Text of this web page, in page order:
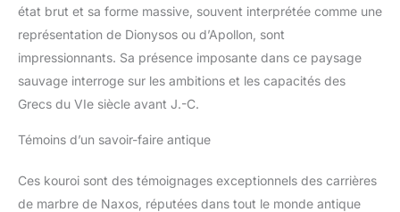
état brut et sa forme massive, souvent interprétée comme une
représentation de Dionysos ou d’Apollon, sont
impressionnants. Sa présence imposante dans ce paysage
sauvage interroge sur les ambitions et les capacités des
Grecs du VIe siècle avant J.-C.
Témoins d’un savoir-faire antique
Ces kouroi sont des témoignages exceptionnels des carrières
de marbre de Naxos, réputées dans tout le monde antique